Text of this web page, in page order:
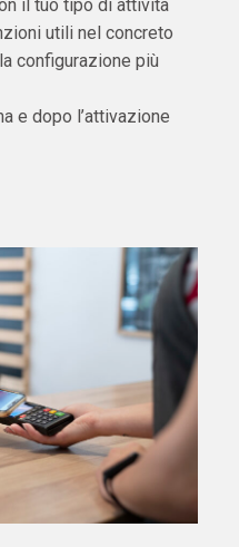
il tuo tipo di attività
utili nel concreto
configurazione più
e dopo l’attivazione